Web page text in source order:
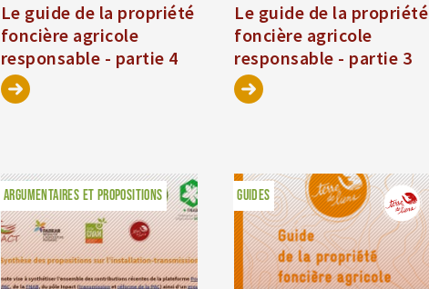
Le guide de la propriété
foncière agricole
responsable - partie 4
Le guide de la propriété
foncière agricole
responsable - partie 3
ARGUMENTAIRES ET PROPOSITIONS GUIDES